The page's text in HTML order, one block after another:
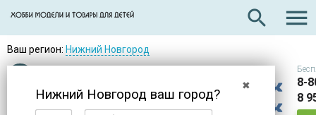
search 
Ваш регион: Нижний Новгород
✖
Нижний Новгород ваш город?
Доставкав день заказа
8-
8